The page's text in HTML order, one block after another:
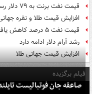
قیمت نفت برنت به ۷۹ دلار رسید
افزایش قیمت طلا و نقره
قیمت نفت ۵ درصد کاهش یافت
رشد آرام دلار ادامه دارد
افزایش قیمت جهانی طلا
فیلم برگزیده
صاعقه جان فوتبالیست